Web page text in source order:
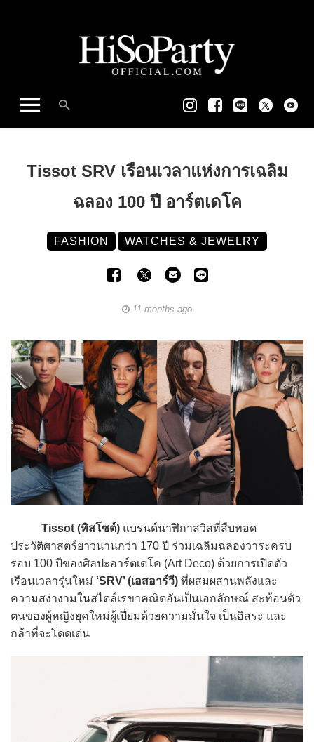
Tissot SRV เรือนเวลาแห่งการเฉลิม
ฉลอง 100 ปี อาร์ตเดโค
FASHION WATCHES & JEWELRY
11 months ago
Tissot (ทิสโซต์) แบรนด์นาฬิกาสวิสที่สืบทอด
ประวัติศาสตร์ยาวนานกว่า 170 ปี ร่วมเฉลิมฉลองวาระครบ
รอบ 100 ปีของศิลปะอาร์ตเดโค (Art Deco) ด้วยการเปิดตัว
เรือนเวลารุ่นใหม่ ‘SRV’ (เอสอาร์วี) ที่ผสมผสานพลังและ
ความสง่างามในสไตล์เรขาคณิตอันเป็นเอกลักษณ์ สะท้อนตัว
ตนของผู้หญิงยุคใหม่ผู้เปี่ยมด้วยความมั่นใจ เป็นอิสระ และ
กล้าที่จะโดดเด่น